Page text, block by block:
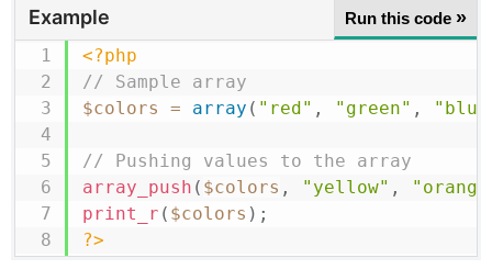
Example Run this code »
<?php
// Sample array
$colors
= array ( "red" , "green" ,
// Pushing values to the array
array_push ( $colors , "yellow" ,
print_r ( $colors ) ;
?>